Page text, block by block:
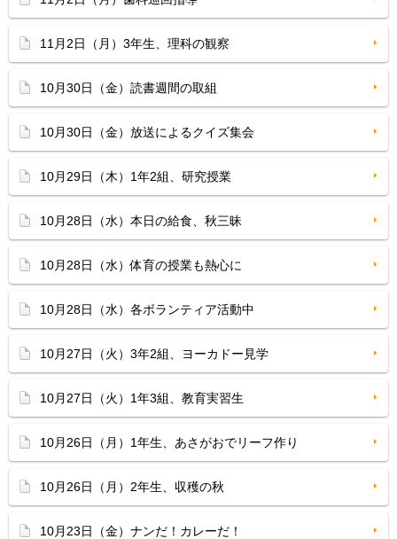
11月2日（月）3年生、理科の観察
10月30日（金）読書週間の取組
10月30日（金）放送によるクイズ集会
10月29日（木）1年2組、研究授業
10月28日（水）本日の給食、秋三昧
10月28日（水）体育の授業も熱心に
10月28日（水）各ボランティア活動中
10月27日（火）3年2組、ヨーカドー見学
10月27日（火）1年3組、教育実習生
10月26日（月）1年生、あさがおでリーフ作り
10月26日（月）2年生、収穫の秋
10月23日（金）ナンだ！カレーだ！